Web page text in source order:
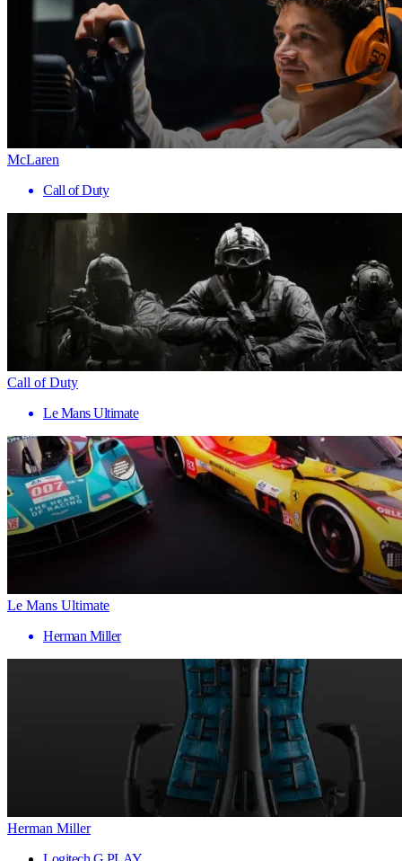
McLaren
Call of Duty
Call of Duty
Le Mans Ultimate
Le Mans Ultimate
Herman Miller
Herman Miller